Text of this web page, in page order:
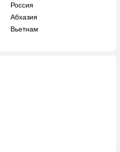
Россия
Абхазия
Вьетнам